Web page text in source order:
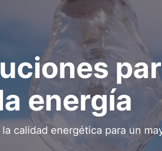
Industrial
Instalaciones
Médico
armónicos
lado red
energía
la calidad energética para un